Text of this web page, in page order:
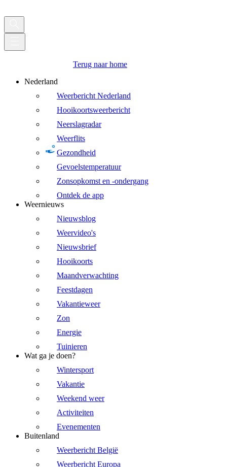
Terug naar home
Nederland
Weerbericht Nederland
Hooikoortsweerbericht
Neerslagradar
Weerflits
Gezondheid
Gevoelstemperatuur
Zonsopkomst en -ondergang
Ontdek de app
Weernieuws
Nieuwsblog
Weervideo's
Nieuwsbrief
Hooikoorts
Maandverwachting
Feestdagen
Vakantieweer
Zon
Energie
Tuinieren
Wat ga je doen?
Wintersport
Vakantie
Weekend weer
Activiteiten
Evenementen
Buitenland
Weerbericht België
Weerbericht Europa